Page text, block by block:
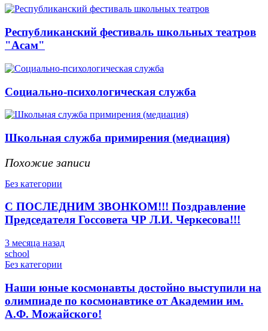
Республиканский фестиваль школьных театров
"Асам"
Социально-психологическая служба
Школьная служба примирения (медиация)
Похожие записи
Без категории
С ПОСЛЕДНИМ ЗВОНКОМ!!! Поздравление
Председателя Госсовета ЧР Л.И. Черкесова!!!
3 месяца назад
school
Без категории
Наши юные космонавты достойно выступили на
олимпиаде по космонавтике от Академии им.
А.Ф. Можайского!